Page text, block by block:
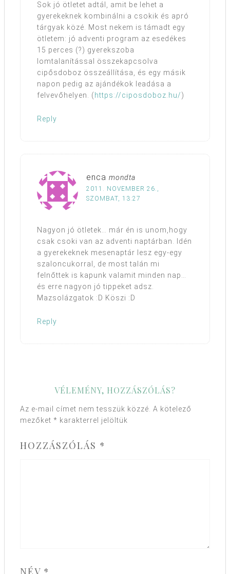
Sok jó ötletet adtál, amit be lehet a
gyerekeknek kombinálni a csokik és apró
tárgyak közé. Most nekem is támadt egy
ötletem: jó adventi program az esedékes
15 perces (?) gyerekszoba
lomtalanítással összekapcsolva
cipősdoboz összeállítása, és egy másik
napon pedig az ajándékok leadása a
felvevőhelyen. ( https://ciposdoboz.hu/)
Reply
enca mondta
2011. NOVEMBER 26.,
SZOMBAT, 13:27
Nagyon jó ötletek… már én is unom,hogy
csak csoki van az adventi naptárban. Idén
a gyerekeknek mesenaptár lesz egy-egy
szaloncukorral, de most talán mi
felnőttek is kapunk valamit minden nap…
és erre nagyon jó tippeket adsz.
Mazsolázgatok :D Köszi :D
Reply
VÉLEMÉNY, HOZZÁSZÓLÁS?
Az e-mail címet nem tesszük közzé. A kötelező
mezőket * karakterrel jelöltük
HOZZÁSZÓLÁS *
NÉV *